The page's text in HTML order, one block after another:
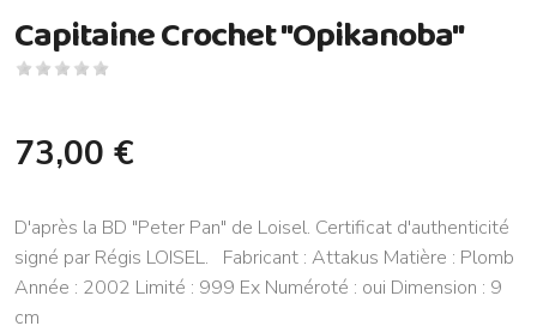
Capitaine Crochet "Opikanoba"
73,00 €
D'après la BD "Peter Pan" de Loisel. Certificat d'authenticité
signé par Régis LOISEL. Fabricant : Attakus Matière : Plomb
Année : 2002 Limité : 999 Ex Numéroté : oui Dimension : 9
cm